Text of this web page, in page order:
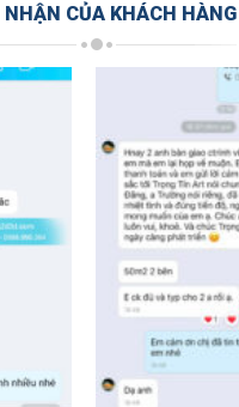
NHẬN CỦA KHÁCH HÀNG